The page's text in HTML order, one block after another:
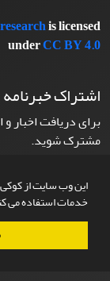
این وب سایت از کوکی
خدمات استفاده می
is licensed
underCC BY 4.0
اشتراک خبرنامه
برای دریافت اخبار
مشترک شوید.